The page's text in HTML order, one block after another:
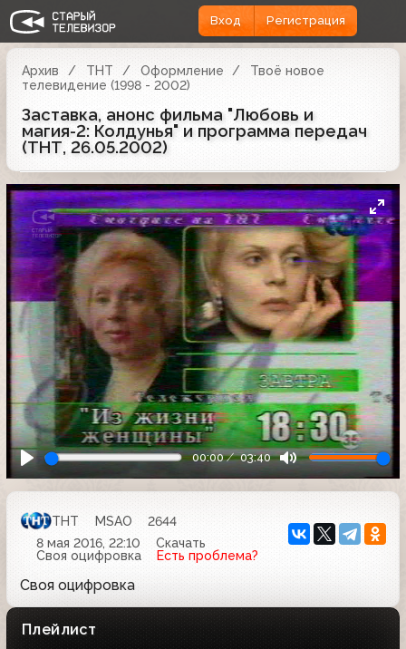
Вход Регистрация
Архив ТНТ Оформление
Твоё новое
телевидение (1998 - 2002)
Заставка, анонс фильма "Любовь и
магия-2: Колдунья" и программа передач
(ТНТ, 26.05.2002)
00:00 03:40
ТНТ MSAO
2644
8 мая 2016, 22:10
Скачать
Своя оцифровка
Есть проблема?
Своя оцифровка
Плейлист